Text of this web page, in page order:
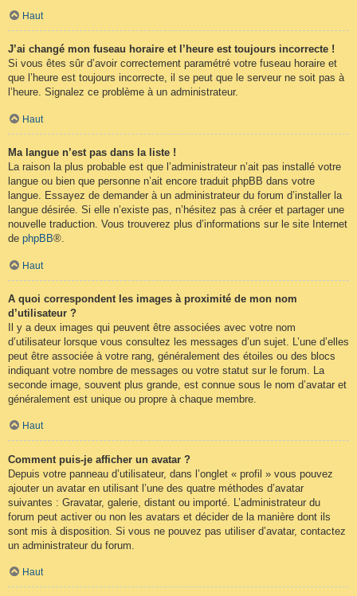
Haut
J’ai changé mon fuseau horaire et l’heure est toujours incorrecte !
Si vous êtes sûr d’avoir correctement paramétré votre fuseau horaire et
que l’heure est toujours incorrecte, il se peut que le serveur ne soit pas à
l’heure. Signalez ce problème à un administrateur.
Haut
Ma langue n’est pas dans la liste !
La raison la plus probable est que l’administrateur n’ait pas installé votre
langue ou bien que personne n’ait encore traduit phpBB dans votre
langue. Essayez de demander à un administrateur du forum d’installer la
langue désirée. Si elle n’existe pas, n’hésitez pas à créer et partager une
nouvelle traduction. Vous trouverez plus d’informations sur le site Internet
de phpBB®.
Haut
A quoi correspondent les images à proximité de mon nom
d’utilisateur ?
Il y a deux images qui peuvent être associées avec votre nom
d’utilisateur lorsque vous consultez les messages d’un sujet. L’une d’elles
peut être associée à votre rang, généralement des étoiles ou des blocs
indiquant votre nombre de messages ou votre statut sur le forum. La
seconde image, souvent plus grande, est connue sous le nom d’avatar et
généralement est unique ou propre à chaque membre.
Haut
Comment puis-je afficher un avatar ?
Depuis votre panneau d’utilisateur, dans l’onglet « profil » vous pouvez
ajouter un avatar en utilisant l’une des quatre méthodes d’avatar
suivantes : Gravatar, galerie, distant ou importé. L’administrateur du
forum peut activer ou non les avatars et décider de la manière dont ils
sont mis à disposition. Si vous ne pouvez pas utiliser d’avatar, contactez
un administrateur du forum.
Haut